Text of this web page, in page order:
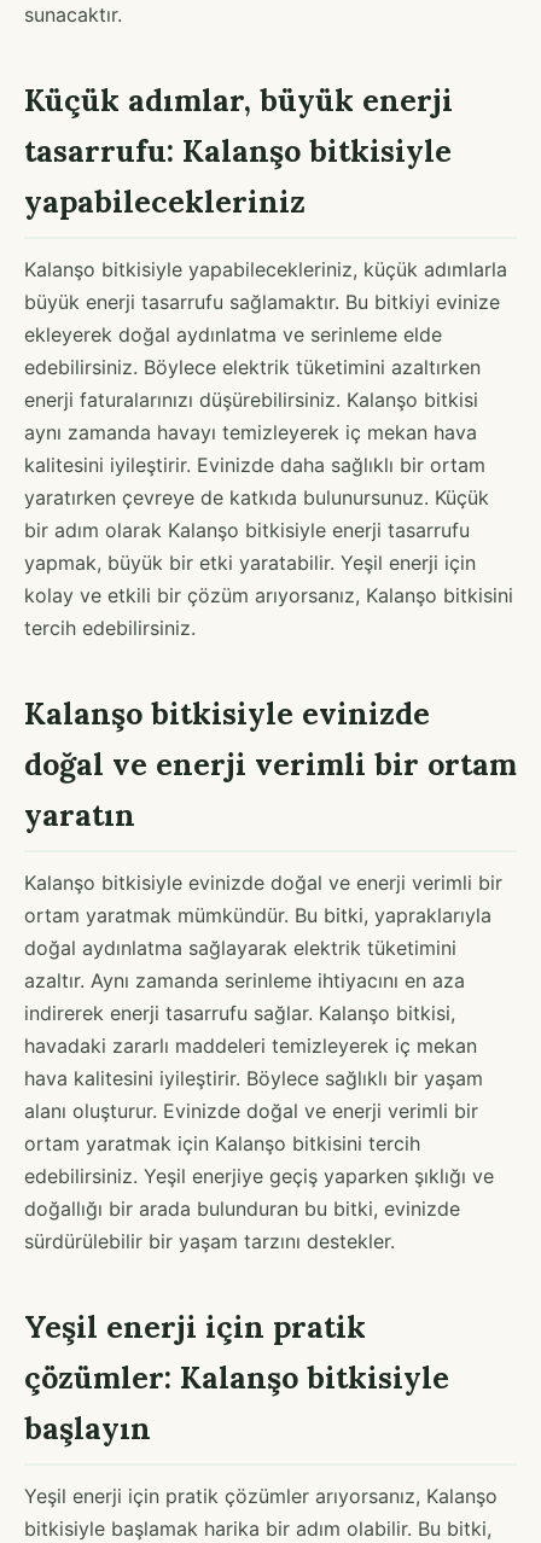
sunacaktır.
Küçük adımlar, büyük enerji
tasarrufu: Kalanşo bitkisiyle
yapabilecekleriniz
Kalanşo bitkisiyle yapabilecekleriniz, küçük adımlarla
büyük enerji tasarrufu sağlamaktır. Bu bitkiyi evinize
ekleyerek doğal aydınlatma ve serinleme elde
edebilirsiniz. Böylece elektrik tüketimini azaltırken
enerji faturalarınızı düşürebilirsiniz. Kalanşo bitkisi
aynı zamanda havayı temizleyerek iç mekan hava
kalitesini iyileştirir. Evinizde daha sağlıklı bir ortam
yaratırken çevreye de katkıda bulunursunuz. Küçük
bir adım olarak Kalanşo bitkisiyle enerji tasarrufu
yapmak, büyük bir etki yaratabilir. Yeşil enerji için
kolay ve etkili bir çözüm arıyorsanız, Kalanşo bitkisini
tercih edebilirsiniz.
Kalanşo bitkisiyle evinizde
doğal ve enerji verimli bir ortam
yaratın
Kalanşo bitkisiyle evinizde doğal ve enerji verimli bir
ortam yaratmak mümkündür. Bu bitki, yapraklarıyla
doğal aydınlatma sağlayarak elektrik tüketimini
azaltır. Aynı zamanda serinleme ihtiyacını en aza
indirerek enerji tasarrufu sağlar. Kalanşo bitkisi,
havadaki zararlı maddeleri temizleyerek iç mekan
hava kalitesini iyileştirir. Böylece sağlıklı bir yaşam
alanı oluşturur. Evinizde doğal ve enerji verimli bir
ortam yaratmak için Kalanşo bitkisini tercih
edebilirsiniz. Yeşil enerjiye geçiş yaparken şıklığı ve
doğallığı bir arada bulunduran bu bitki, evinizde
sürdürülebilir bir yaşam tarzını destekler.
Yeşil enerji için pratik
çözümler: Kalanşo bitkisiyle
başlayın
Yeşil enerji için pratik çözümler arıyorsanız, Kalanşo
bitkisiyle başlamak harika bir adım olabilir. Bu bitki,